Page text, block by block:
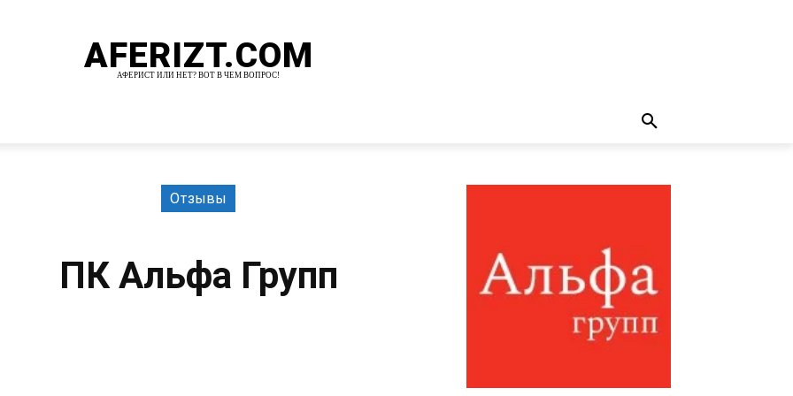
AFERIZT.COM
АФЕРИСТ ИЛИ НЕТ? ВОТ В ЧЕМ ВОПРОС!
Отзывы
ПК Альфа Групп